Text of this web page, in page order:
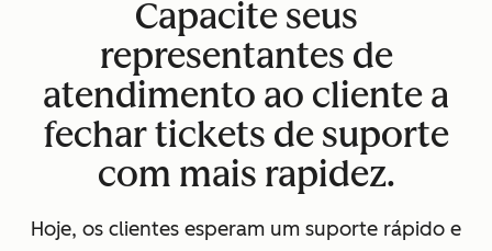
Capacite seus
representantes de
atendimento ao cliente a
fechar tickets de suporte
com mais rapidez.
Hoje, os clientes esperam um suporte rápido e